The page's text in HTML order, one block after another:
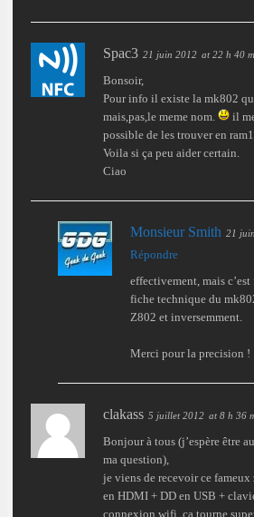
Spac3 21 juin 2012 at 22 h 40
Bonsoir,
Pour info il existe la mk802
mais,pas,le meme nom.
il
possible de les trouver en
Voila si ça peu aider certain.
Ciao
Monsieur Smith 21
Répondre
effectivement, mais
fiche technique du
Z802 et inversemment.
Merci pour la precision !
clakass 5 juillet 2012 at 8 h 36
Bonjour à tous (j’espère être
ma question),
je viens de recevoir ce
en HDMI + DD en USB +
connexion wifi, ça tourne